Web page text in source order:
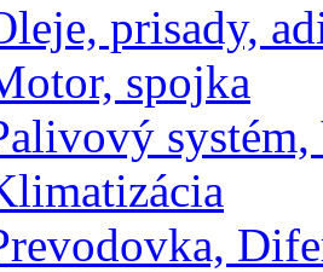
prisady,
spojka